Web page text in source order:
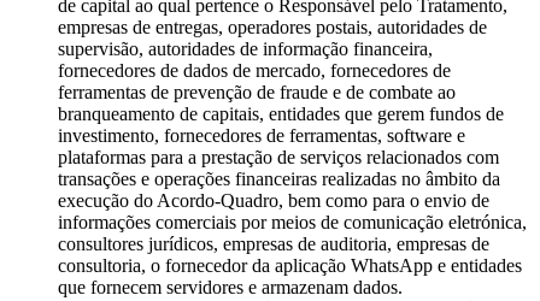
de capital ao qual pertence o Responsável pelo Tratamento,
empresas de entregas, operadores postais, autoridades de
supervisão, autoridades de informação financeira,
fornecedores de dados de mercado, fornecedores de
ferramentas de prevenção de fraude e de combate ao
branqueamento de capitais, entidades que gerem fundos de
investimento, fornecedores de ferramentas, software e
plataformas para a prestação de serviços relacionados com
transações e operações financeiras realizadas no âmbito da
execução do Acordo-Quadro, bem como para o envio de
informações comerciais por meios de comunicação eletrónica,
consultores jurídicos, empresas de auditoria, empresas de
consultoria, o fornecedor da aplicação WhatsApp e entidades
que fornecem servidores e armazenam dados.